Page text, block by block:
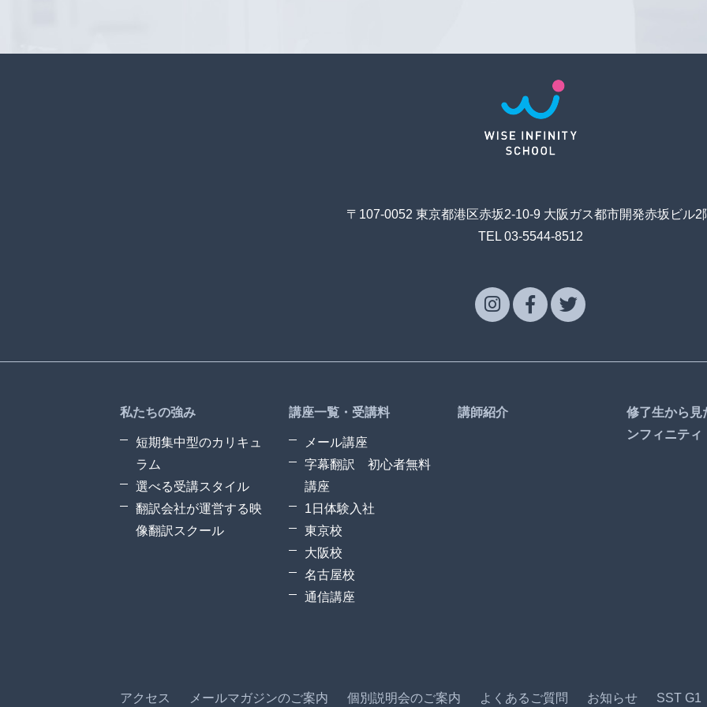
〒107-0052 東京都港区赤坂2-10-9 大阪ガス都市開発赤坂ビル2
TEL 03-5544-8512
私たちの強み
短期集中型のカリキュ
ラム
選べる受講スタイル
翻訳会社が運営する映
像翻訳スクール
講座一覧・受講料
メール講座
字幕翻訳 初心者無料
講座
1日体験入社
東京校
大阪校
名古屋校
通信講座
講師紹介
修了生から見
ンフィニティ
アクセス メールマガジンのご案内 個別説明会のご案内 よくあるご質問 お知らせ SST G1